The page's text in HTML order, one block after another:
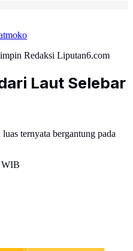
Redaksi Liputan6.com
Laut Selebar
ternyata bergantung pada
WIB